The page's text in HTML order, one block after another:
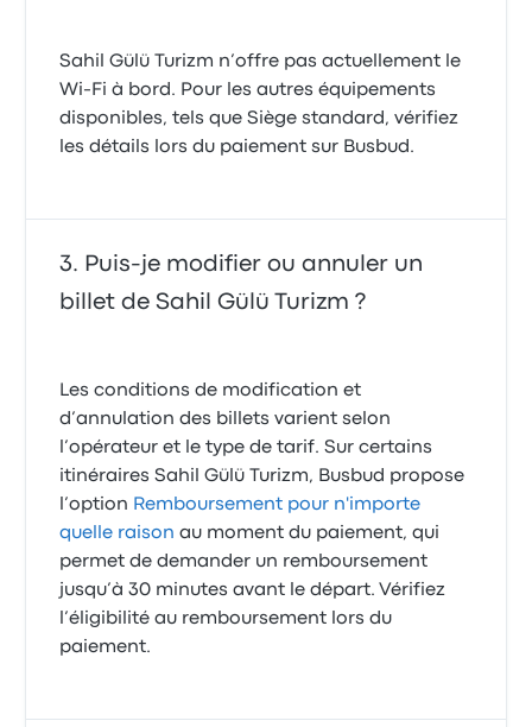
Sahil Gülü Turizm n’offre pas actuellement le
Wi-Fi à bord. Pour les autres équipements
disponibles, tels que Siège standard, vérifiez
les détails lors du paiement sur Busbud.
Puis-je modifier ou annuler un
billet de Sahil Gülü Turizm ?
Les conditions de modification et
d’annulation des billets varient selon
l’opérateur et le type de tarif. Sur certains
itinéraires Sahil Gülü Turizm, Busbud propose
l’option Remboursement pour n'importe
quelle raison au moment du paiement, qui
permet de demander un remboursement
jusqu’à 30 minutes avant le départ. Vérifiez
l’éligibilité au remboursement lors du
paiement.